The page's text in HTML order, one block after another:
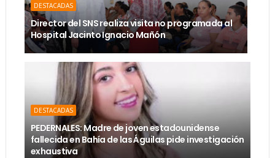
DESTACADAS
Director del SNS realiza visita no programada al
Hospital Jacinto Ignacio Mañón
DESTACADAS
PEDERNALES: Madre de joven estadounidense
fallecida en Bahía de las Águilas pide investigación
exhaustiva